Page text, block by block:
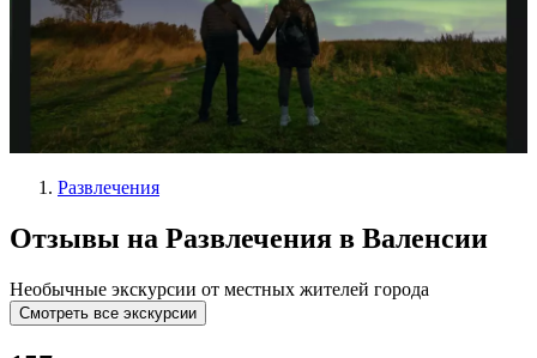
Развлечения
Отзывы на Развлечения в Валенсии
Необычные экскурсии от местных жителей города
Смотреть все экскурсии